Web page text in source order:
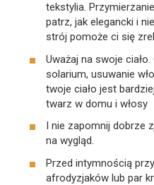
tekstylia.
patrz, jak elegancki i
strój pomoże ci się
Uważaj na swoje
solarium, usuwanie
twoje ciało jest
twarz w domu i włosy
I nie zapomnij dobrze
na wygląd.
Przed intymnością
afrodyzjaków lub par